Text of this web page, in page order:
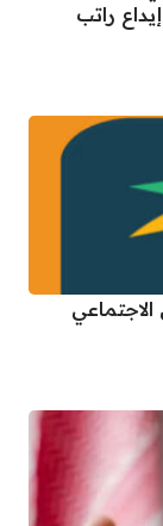
وموعد إيداع راتب